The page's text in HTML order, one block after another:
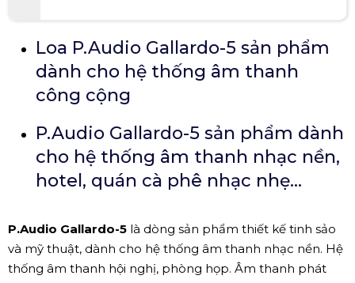
Loa P.Audio Gallardo-5 sản phẩm
dành cho hệ thống âm thanh
công cộng
P.Audio Gallardo-5 sản phẩm dành
cho hệ thống âm thanh nhạc nền,
hotel, quán cà phê nhạc nhẹ...
P.Audio Gallardo-5 là dòng sản phẩm thiết kế tinh sảo
và mỹ thuật, dành cho hệ thống âm thanh nhạc nền. Hệ
thống âm thanh hội nghị, phòng họp. Âm thanh phát